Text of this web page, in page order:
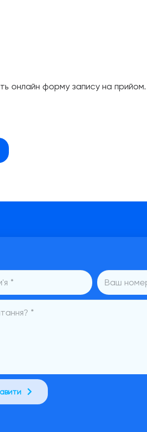
онлайн форму запису на прийом.